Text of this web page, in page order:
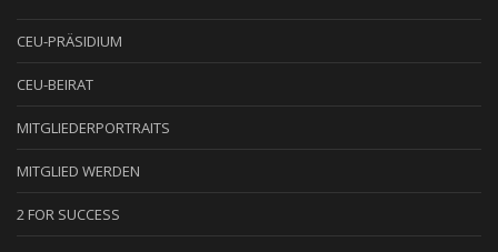
CEU-PRÄSIDIUM
CEU-BEIRAT
MITGLIEDERPORTRAITS
MITGLIED WERDEN
2 FOR SUCCESS